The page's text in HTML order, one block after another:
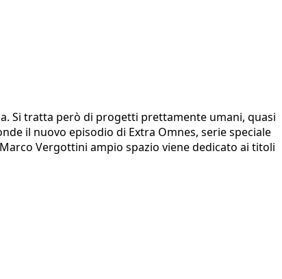
Si tratta però di progetti prettamente umani, quasi
il nuovo episodio di Extra Omnes, serie speciale
Vergottini ampio spazio viene dedicato ai titoli